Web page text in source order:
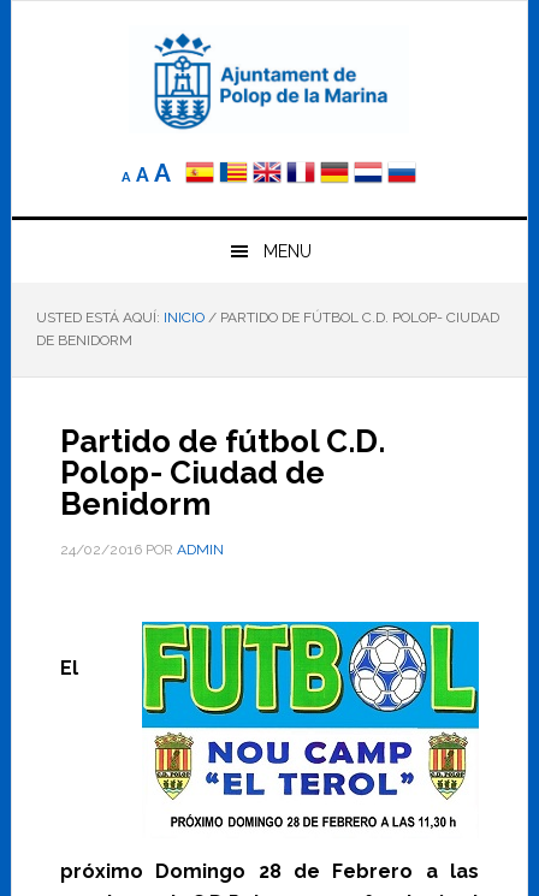
A
Reducir
elA Tamaño
AAumentar
el
tamaño
letra
MENU
USTED ESTÁ AQUÍ: INICIO /PARTIDO DE FÚTBOL C.D. POLOP- CIUDAD
DE BENIDORM
Partido de fútbol C.D.
Polop- Ciudad de
Benidorm
24/02/2016POR ADMIN
El
próximo Domingo 28 de Febrero a las